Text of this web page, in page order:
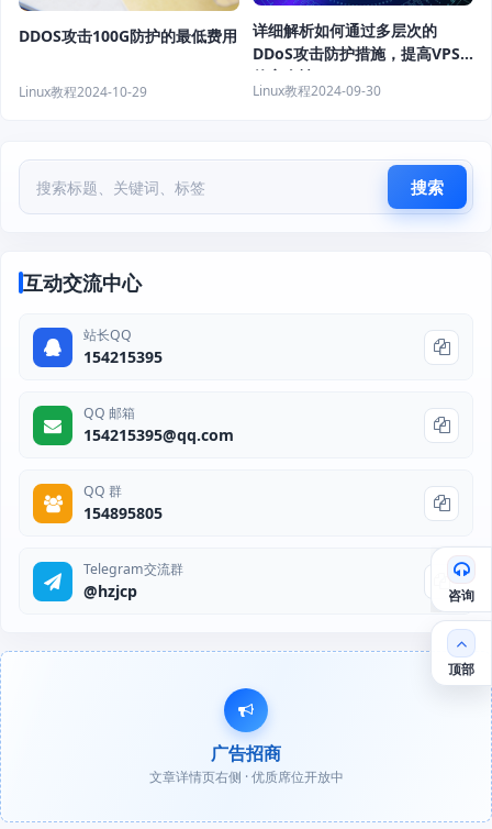
DDOS攻击100G防护的最低费用
Linux教程2024-10-29
详细解析如何通过多层次的
DDoS攻击防护措施，提高VPS
的安全性
Linux教程2024-09-30
搜索
互动交流中心
站长QQ
154215395
QQ 邮箱
154215395@qq.com
QQ 群
154895805
Telegram交流群
@hzjcp
广告招商
文章详情页右侧 · 优质席位开放中
咨询
顶部